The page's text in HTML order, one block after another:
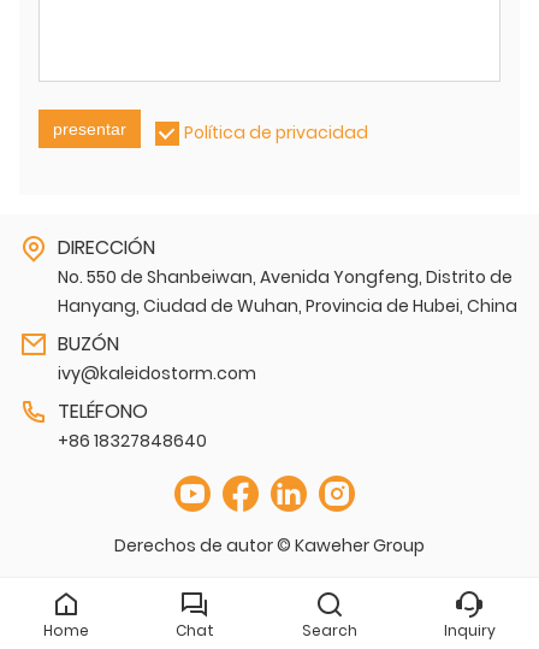
presentar Política de privacidad
DIRECCIÓN
No. 550 de Shanbeiwan, Avenida Yongfeng, Distrito de
Hanyang, Ciudad de Wuhan, Provincia de Hubei, China
BUZÓN
ivy@kaleidostorm.com
TELÉFONO
+86 18327848640
Derechos de autor © Kaweher Group
Home Chat Search Inquiry